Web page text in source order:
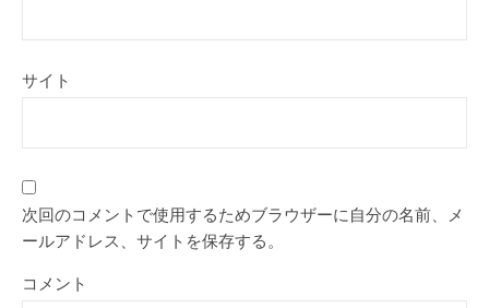
サイト
次回のコメントで使用するためブラウザーに自分の名前、メ
ールアドレス、サイトを保存する。
コメント